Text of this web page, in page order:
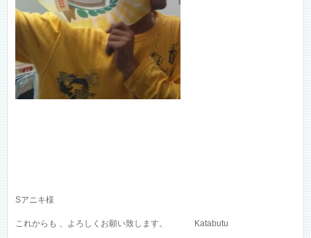
Sアニキ様
これからも 、よろしくお願い致します。 Katabutu